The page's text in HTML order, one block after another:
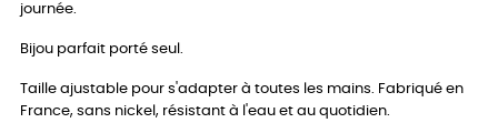
journée.
Bijou parfait porté seul.
Taille ajustable pour s'adapter à toutes les mains. Fabriqué en
France, sans nickel, résistant à l'eau et au quotidien.